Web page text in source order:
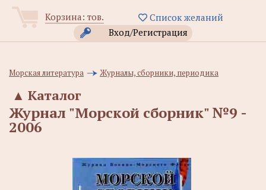
Корзина: тов.
Список желаний
Вход/Регистрация
Морская литература Журналы, сборники, периодика
Каталог
▲
Журнал "Морской сборник" №9 -
2006